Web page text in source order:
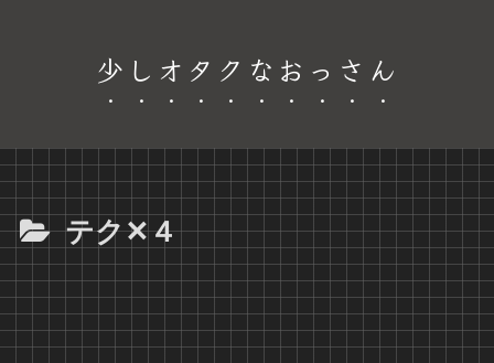
少しオタクなおっさん
テク✕４